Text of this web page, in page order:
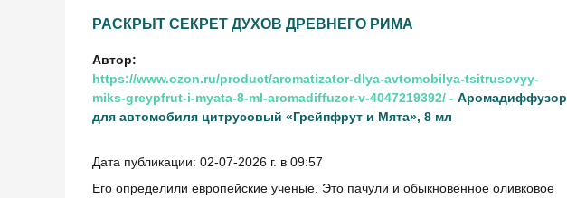
РАСКРЫТ СЕКРЕТ ДУХОВ ДРЕВНЕГО РИМА
Автор:
https://www.ozon.ru/product/aromatizator-dlya-avtomobilya-tsitrusovyy-
miks-greypfrut-i-myata-8-ml-aromadiffuzor-v-4047219392/ - Аромадиффузор
для автомобиля цитрусовый «Грейпфрут и Мята», 8 мл
Дата публикации: 02-07-2026 г. в 09:57
Его определили европейские ученые. Это пачули и обыкновенное оливковое